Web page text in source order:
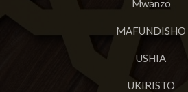
Mwanzo
MAFUNDISHO
USHIA
UKIRISTO